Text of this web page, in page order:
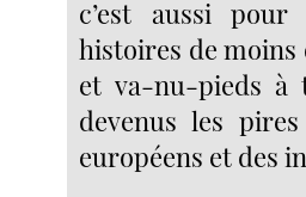
c’est aussi
histoires de moins
et va-nu-pieds à
devenus les
européens et des